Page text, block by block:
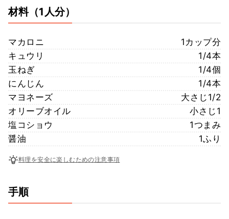
材料（1人分）
マカロニ
1カップ分
キュウリ
1/4本
玉ねぎ
1/4個
にんじん
1/4本
マヨネーズ
大さじ1/2
オリーブオイル
小さじ1
塩コショウ
1つまみ
醤油
1ふり
料理を安全に楽しむための注意事項
手順